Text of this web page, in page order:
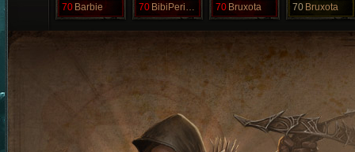
70 Barbie 70 BibiPerigosa 70 Bruxota 70 Bruxota